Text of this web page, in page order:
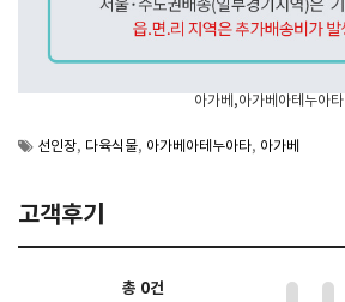
아가베,아가베아테누아타
선인장, 다육식물, 아가베아테누아타, 아가베
고객후기
총 0건